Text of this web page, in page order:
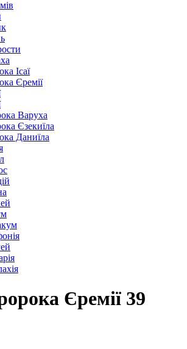
Ісаї
Єремії
Варуха
Єзекиїла
Даниїла
Єремії 39